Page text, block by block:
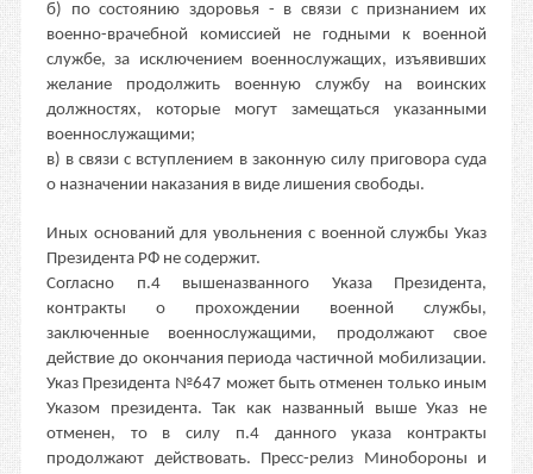
б) по состоянию здоровья - в связи с признанием их
военно-врачебной комиссией не годными к военной
службе, за исключением военнослужащих, изъявивших
желание продолжить военную службу на воинских
должностях, которые могут замещаться указанными
военнослужащими;
в) в связи с вступлением в законную силу приговора суда
о назначении наказания в виде лишения свободы.
Иных оснований для увольнения с военной службы Указ
Президента РФ не содержит.
Согласно п.4 вышеназванного Указа Президента,
контракты о прохождении военной службы,
заключенные военнослужащими, продолжают свое
действие до окончания периода частичной мобилизации.
Указ Президента №647 может быть отменен только иным
Указом президента. Так как названный выше Указ не
отменен, то в силу п.4 данного указа контракты
продолжают действовать. Пресс-релиз Минобороны и